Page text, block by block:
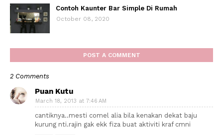
Contoh Kaunter Bar Simple Di Rumah
October 08, 2020
POST A COMMENT
2 Comments
Puan Kutu
March 18, 2013 at 7:46 AM
cantiknya..mesti comel alia bila kenakan dekat baju
kurung nti.rajin gak ekk fiza buat aktiviti kraf cmni